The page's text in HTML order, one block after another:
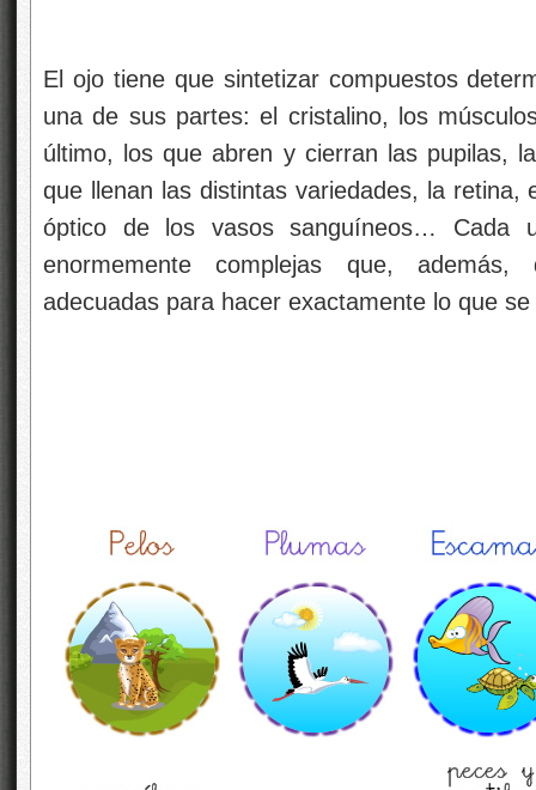
El ojo tiene que sintetizar compuestos
una de sus partes: el cristalino, los
último, los que abren y cierran las pupilas,
que llenan las distintas variedades, la retina,
óptico de los vasos sanguíneos… Cada
enormemente complejas que,
adecuadas para hacer exactamente lo que